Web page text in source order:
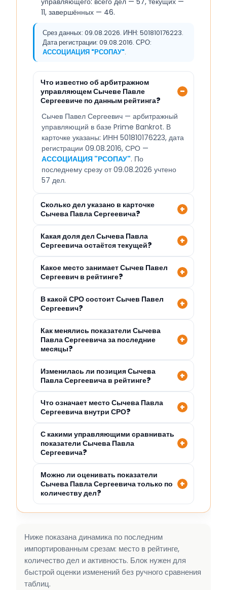
11, завершённых — 46.
Срез данных: 09.08.2026. ИНН: 501810176223.
Дата регистрации: 09.08.2016. СРО:
АССОЦИАЦИЯ "РСОПАУ".
Что известно об арбитражном
управляющем Сычеве Павле
Сергеевиче по данным рейтинга?
Сычев Павел Сергеевич — арбитражный
управляющий в базе Prime Bankrot. В
карточке указаны: ИНН 501810176223, дата
регистрации 09.08.2016, СРО —
АССОЦИАЦИЯ "РСОПАУ". По
последнему срезу от 09.08.2026 учтено
57 дел.
Сколько дел указано в карточке
Сычева Павла Сергеевича?
Какая доля дел Сычева Павла
Сергеевича остаётся текущей?
Какое место занимает Сычев Павел
Сергеевич в рейтинге?
В какой СРО состоит Сычев Павел
Сергеевич?
Как менялись показатели Сычева
Павла Сергеевича за последние
месяцы?
Изменилась ли позиция Сычева
Павла Сергеевича в рейтинге?
Что означает место Сычева Павла
Сергеевича внутри СРО?
С какими управляющими сравнивать
показатели Сычева Павла
Сергеевича?
Можно ли оценивать показатели
Сычева Павла Сергеевича только по
количеству дел?
Ниже показана динамика по последним
импортированным срезам: место в рейтинге,
количество дел и активность. Блок нужен для
быстрой оценки изменений без ручного сравнения
таблиц.